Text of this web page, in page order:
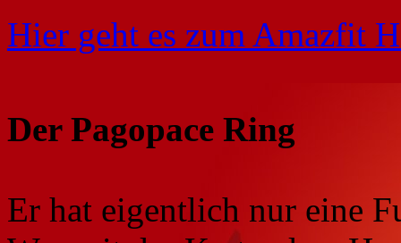
Hier geht es zum Amazfit
Der Pagopace Ring
Er hat eigentlich nur eine